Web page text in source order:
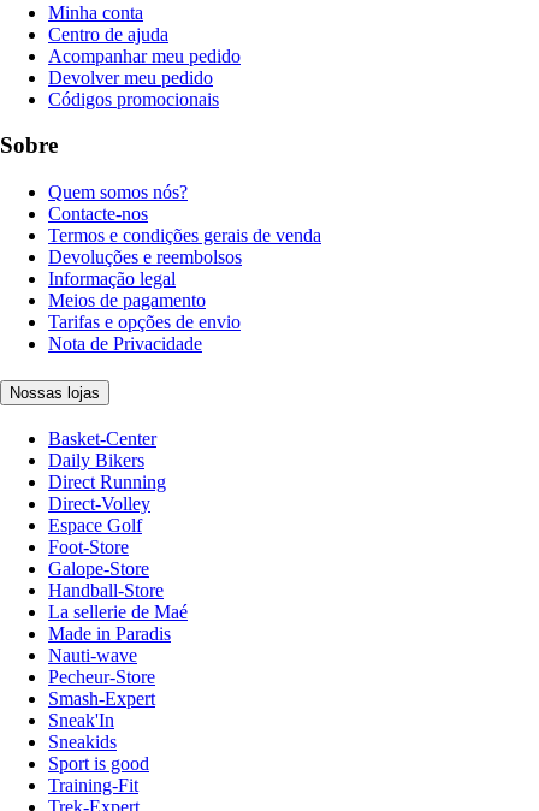
Minha conta
Centro de ajuda
Acompanhar meu pedido
Devolver meu pedido
Códigos promocionais
Sobre
Quem somos nós?
Contacte-nos
Termos e condições gerais de venda
Devoluções e reembolsos
Informação legal
Meios de pagamento
Tarifas e opções de envio
Nota de Privacidade
Nossas lojas
Basket-Center
Daily Bikers
Direct Running
Direct-Volley
Espace Golf
Foot-Store
Galope-Store
Handball-Store
La sellerie de Maé
Made in Paradis
Nauti-wave
Pecheur-Store
Smash-Expert
Sneak'In
Sneakids
Sport is good
Training-Fit
Trek-Expert